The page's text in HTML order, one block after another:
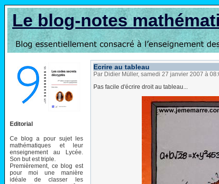
Le blog-notes
Editorial
Ce blog a pour sujet les
mathématiques et leur
enseignement au Lycée.
Son but est triple.
Premièrement, ce blog est
pour moi une manière
idéale de classer les
Ecrire au tableau
Par Didier Müller, samedi 27 janvier 2007 à
Pas facile d'écrire droit au tableau...